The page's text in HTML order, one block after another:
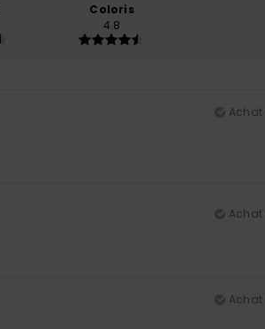
Coloris
4.8
Achat
Achat
Achat